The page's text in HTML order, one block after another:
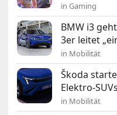
in Gaming
BMW i3
3er leitet
in Mobilität
Škoda
Elektro-SUVs
in Mobilität